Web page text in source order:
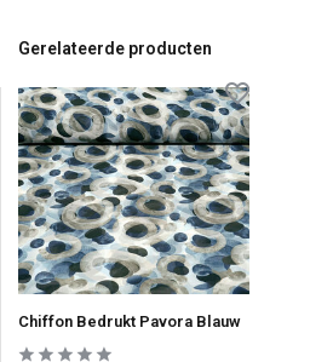
Gerelateerde producten
Chiffon Bedrukt Pavora Blauw